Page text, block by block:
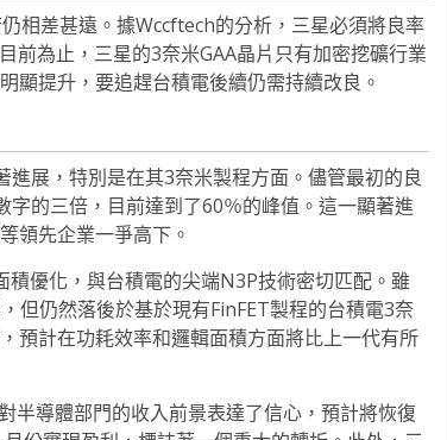
相差甚遠。據Wccftech的分析，三星必須將良率
前為止，三星的3奈米GAA晶片只有加密挖礦行業
顯提升，要追趕台積電後續仍需持續改良。
展，特別是在其3奈米製程方面。儘管最初的良
的三倍，目前達到了60％的峰值。這一顯著進
領先企業一爭高下。
優化，與台積電的尖端N3P技術密切匹配。雖
但仍然落後於基於現有FinFET製程的台積電3奈
預計在功耗效率和邏輯面積方面將比上一代有所
半導體部門的收入前景表達了信心，預計將恢復